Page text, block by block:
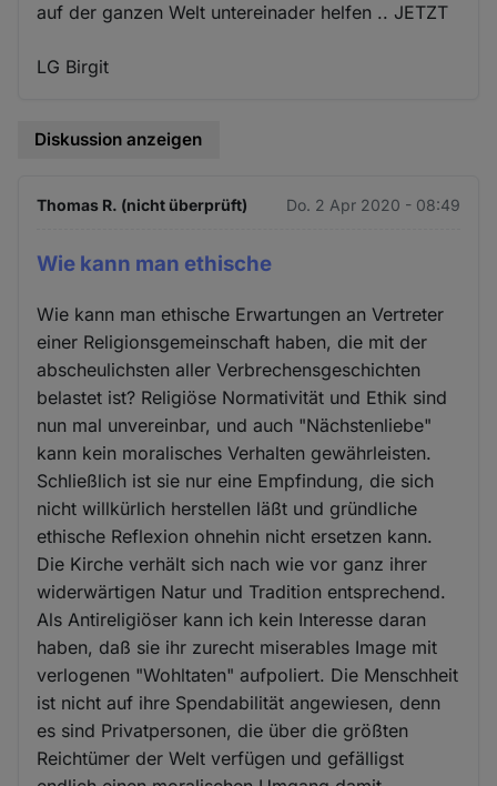
auf der ganzen Welt untereinader helfen .. JETZT
LG Birgit
Diskussion anzeigen
Thomas R. (nicht überprüft) Do. 2 Apr 2020 - 08:49
Wie kann man ethische
Wie kann man ethische Erwartungen an Vertreter
einer Religionsgemeinschaft haben, die mit der
abscheulichsten aller Verbrechensgeschichten
belastet ist? Religiöse Normativität und Ethik sind
nun mal unvereinbar, und auch "Nächstenliebe"
kann kein moralisches Verhalten gewährleisten.
Schließlich ist sie nur eine Empfindung, die sich
nicht willkürlich herstellen läßt und gründliche
ethische Reflexion ohnehin nicht ersetzen kann.
Die Kirche verhält sich nach wie vor ganz ihrer
widerwärtigen Natur und Tradition entsprechend.
Als Antireligiöser kann ich kein Interesse daran
haben, daß sie ihr zurecht miserables Image mit
verlogenen "Wohltaten" aufpoliert. Die Menschheit
ist nicht auf ihre Spendabilität angewiesen, denn
es sind Privatpersonen, die über die größten
Reichtümer der Welt verfügen und gefälligst